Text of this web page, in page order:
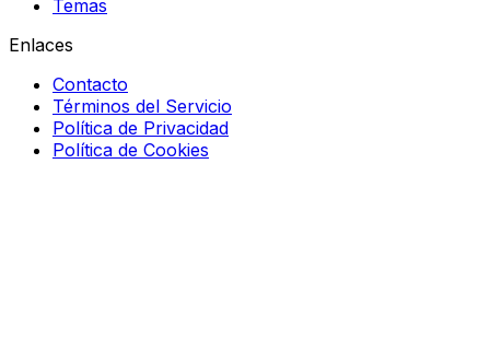
Temas
Enlaces
Contacto
Términos del Servicio
Política de Privacidad
Política de Cookies